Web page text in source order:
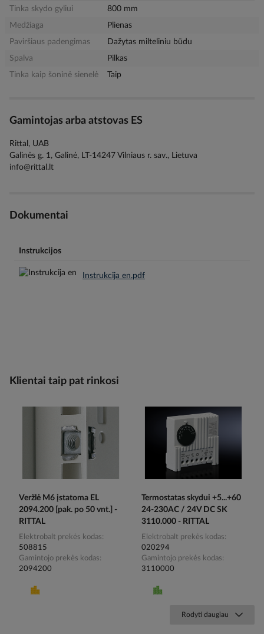
Tinka skydo gyliui
800 mm
Medžiaga
Plienas
Paviršiaus padengimas
Dažytas milteliniu būdu
Spalva
Pilkas
Tinka kaip šoninė sienelė
Taip
Gamintojas arba atstovas ES
Rittal, UAB
Galinės g. 1, Galinė, LT-14247 Vilniaus r. sav., Lietuva
info@rittal.lt
Dokumentai
Instrukcijos
Instrukcija en.pdf
Klientai taip pat rinkosi
Veržlė M6 įstatoma EL
2094.200 [pak. po 50 vnt.] -
RITTAL
Elektrobalt prekės kodas
508815
Gamintojo prekės kodas
2094200
Termostatas skydui +5...+60
24-230AC / 24V DC SK
3110.000 - RITTAL
Elektrobalt prekės kodas
020294
Gamintojo prekės kodas
3110000
Rodyti daugiau